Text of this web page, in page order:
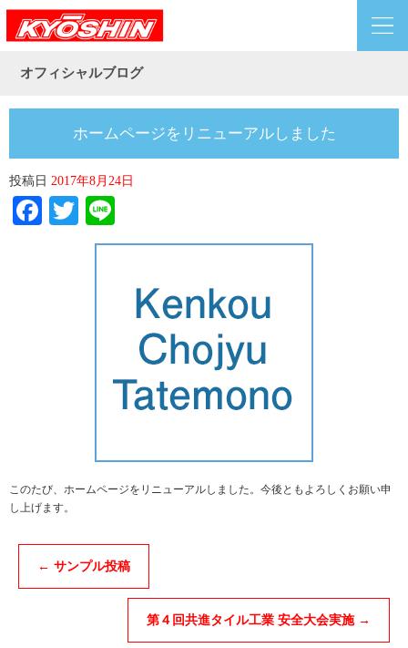
オフィシャルブログ
ホームページをリニューアルしました
投稿日 2017年8月24日
Facebook
Twitter
このたび、ホームページをリニューアルしました。今後ともよろしくお願い申
し上げます。
← サンプル投稿
第４回共進タイル工業 安全大会実施 →